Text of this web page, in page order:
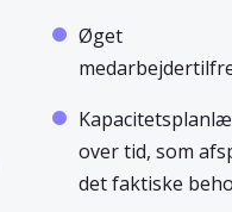
Øget
over tid, som
det faktiske